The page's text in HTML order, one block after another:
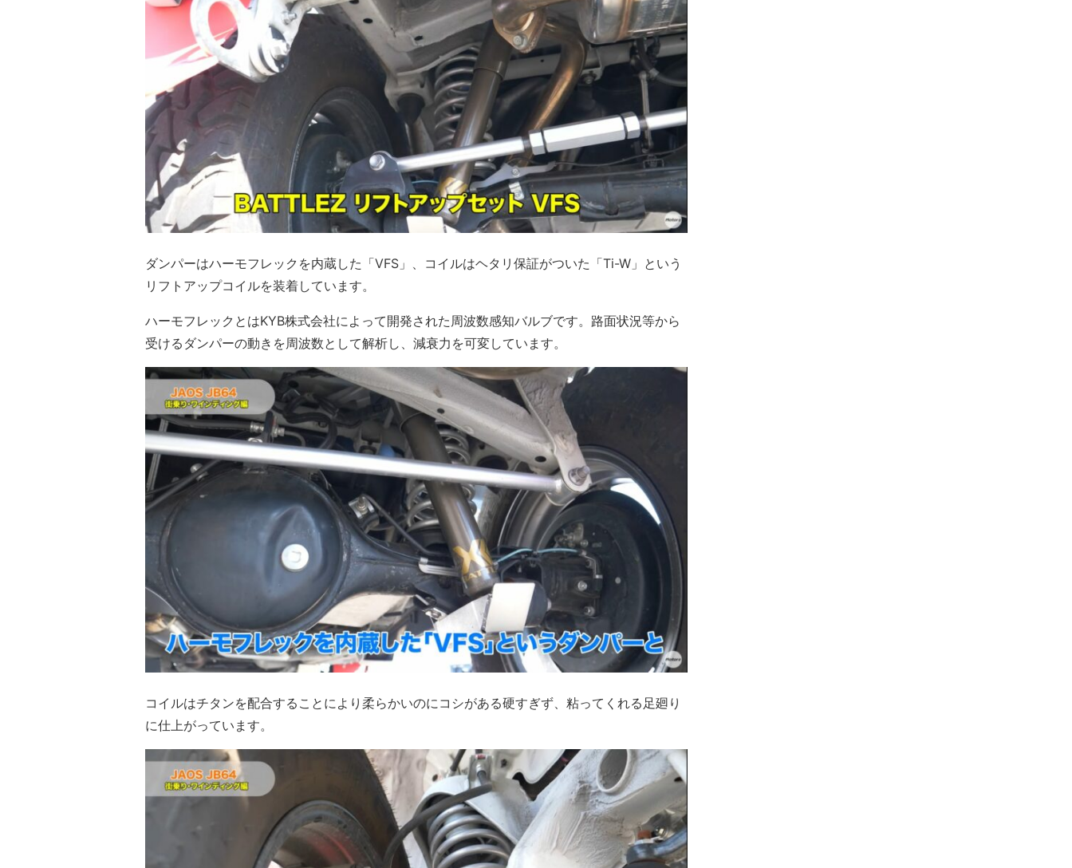
ダンパーはハーモフレックを内蔵した「VFS」、コイルはヘタリ保証がついた「Ti-W」という
リフトアップコイルを装着しています。
ハーモフレックとはKYB株式会社によって開発された周波数感知バルブです。路面状況等から
受けるダンパーの動きを周波数として解析し、減衰力を可変しています。
コイルはチタンを配合することにより柔らかいのにコシがある硬すぎず、粘ってくれる足廻り
に仕上がっています。